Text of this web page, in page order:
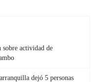
actividad de
dejó 5 personas